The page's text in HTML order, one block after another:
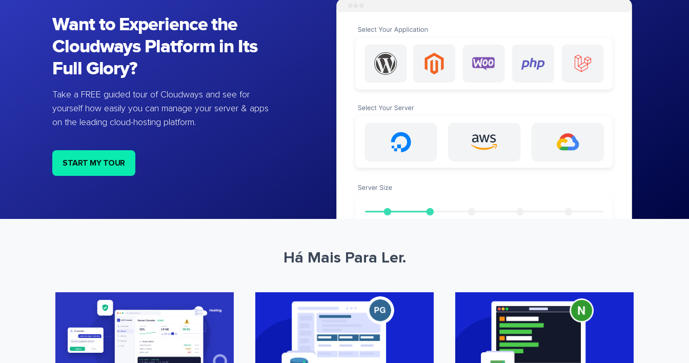
Want to Experience the
Cloudways Platform in Its
Full Glory?
Take a FREE guided tour of Cloudways and see for
yourself how easily you can manage your server & apps
on the leading cloud-hosting platform.
START MY TOUR
Há Mais Para Ler.